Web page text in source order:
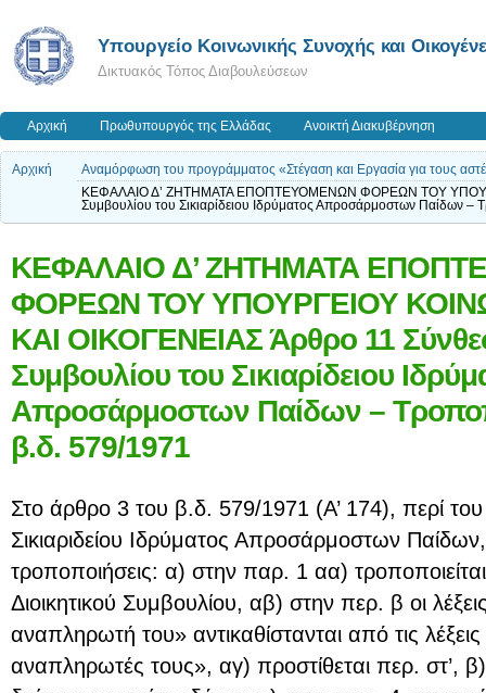
Υπουργείο Κοινωνικής Συνοχής και
Δικτυακός Τόπος Διαβουλεύσεων
Αρχική Πρωθυπουργός της Ελλάδας Ανοικτή Διακυβέρνηση
Αρχική
Αναμόρφωση του προγράμματος «Στέγαση και Εργασία για τους
ΚΕΦΑΛΑΙΟ Δ’ ΖΗΤΗΜΑΤΑ ΕΠΟΠΤΕΥΟΜΕΝΩΝ ΦΟΡΕΩΝ ΤΟΥ
Συμβουλίου του Σικιαρίδειου Ιδρύματος Απροσάρμοστων Παίδων
ΚΕΦΑΛΑΙΟ Δ’ ΖΗΤΗΜΑΤΑ
ΦΟΡΕΩΝ ΤΟΥ ΥΠΟΥΡΓΕΙΟΥ
ΚΑΙ ΟΙΚΟΓΕΝΕΙΑΣ Άρθρο 11
Συμβουλίου του Σικιαρίδειου
Απροσάρμοστων Παίδων –
β.δ. 579/1971
Στο άρθρο 3 του β.δ. 579/1971 (Α’ 174), περί του
Σικιαριδείου Ιδρύματος Απροσάρμοστων
τροποποιήσεις: α) στην παρ. 1 αα)
Διοικητικού Συμβουλίου, αβ) στην περ. β οι
αναπληρωτή του» αντικαθίστανται από τις
αναπληρωτές τους», αγ) προστίθεται περ. στ’,